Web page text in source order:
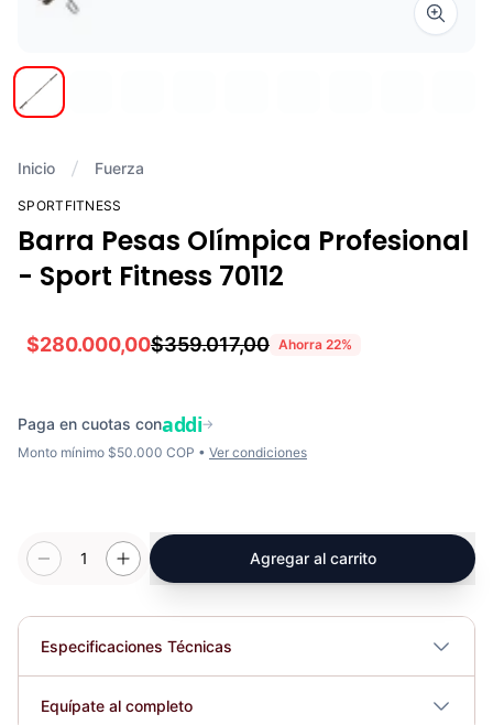
Zoom
Inicio Fuerza
SPORTFITNESS
Barra Pesas Olímpica Profesional
- Sport Fitness 70112
$280.000,00$359.017,00 Ahorra 22%
Paga en cuotas conaddi→
Monto mínimo $50.000 COP • Ver condiciones
1 Agregar al carrito
Especificaciones Técnicas
Plegable No
Equípate al completo